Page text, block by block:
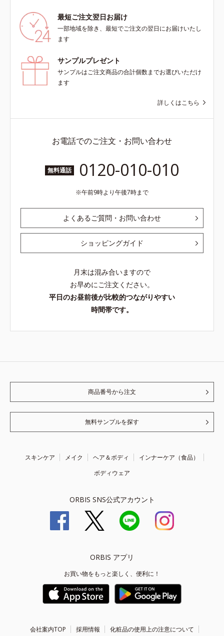
最短ご注文翌日お届け
一部地域を除き、最短でご注文の翌日にお届けいたし
ます
サンプルプレゼント
サンプルはご注文商品の合計個数までお選びいただけ
ます
詳しくはこちら
お電話でのご注文・お問い合わせ
無料通話 0120-010-010
午前9時より午後7時まで
よくあるご質問・お問い合わせ
ショッピングガイド
月末は混み合いますので
お早めにご注文ください。
平日のお昼前後が比較的つながりやすい
時間帯です。
商品番号から注文
無料サンプルを探す
スキンケア メイク ヘア＆ボディ
インナーケア（食品）
ボディウェア
ORBIS SNS公式アカウント
ORBIS アプリ
お買い物をもっと楽しく、便利に！
会社案内TOP 採用情報 化粧品の使用上の注意について